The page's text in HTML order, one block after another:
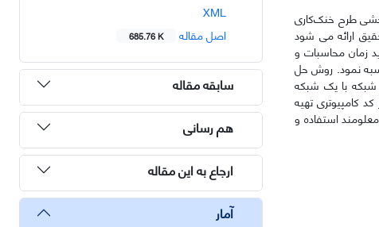
طرح خنک‌کاری
ارائه می شود
زمان محاسبات و
نمود. روش حل
شبکه با یک شبکه
کامپیوتری تهیه
استفاده و
XML
اصل مقاله
685.76 K
سابقه مقاله
هم رسانی
ارجاع به این مقاله
آمار